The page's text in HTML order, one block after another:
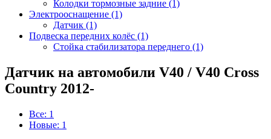
Колодки тормозные задние (1)
Электрооснащение (1)
Датчик (1)
Подвеска передних колёс (1)
Стойка стабилизатора переднего (1)
Датчик на автомобили V40 / V40 Cross
Country 2012-
Все: 1
Новые: 1